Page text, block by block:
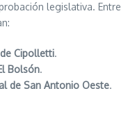
legislativa. Entre
Cipolletti.
Bolsón.
de San Antonio Oeste.